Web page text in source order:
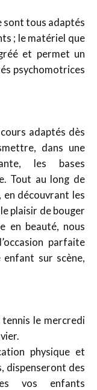
sont tous adaptés
; le matériel que
et permet un
psychomotrices
adaptés dès
dans une
les bases
Tout au long de
en découvrant les
plaisir de bouger
en beauté, nous
parfaite
sur scène,
le mercredi
physique et
dispenseront des
vos enfants